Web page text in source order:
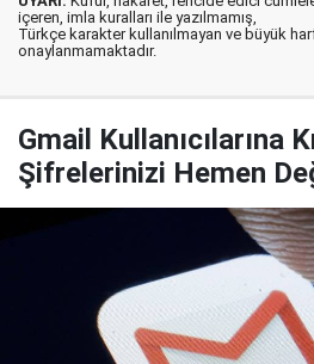
içeren, imla kuralları ile yazılmamış,
Türkçe karakter kullanılmayan ve büyük
onaylanmamaktadır.
Gmail Kullanıcılarına
Şifrelerinizi Hemen